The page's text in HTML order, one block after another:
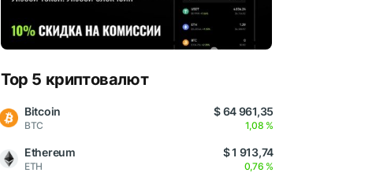
Top 5 криптовалют
Bitcoin
BTC
$ 64 961,35
1,08 %
Ethereum
ETH
$ 1 913,74
0,76 %